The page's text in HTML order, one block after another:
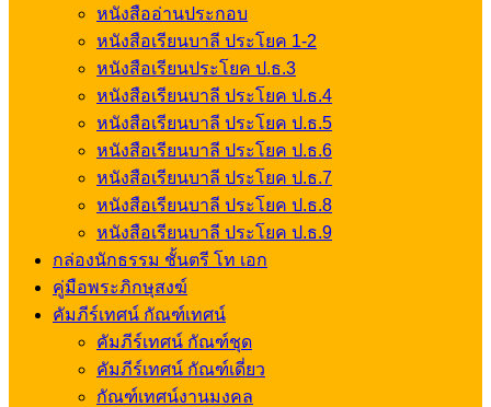
หนังสืออ่านประกอบ
หนังสือเรียนบาลี ประโยค 1-2
หนังสือเรียนประโยค ป.ธ.3
หนังสือเรียนบาลี ประโยค ป.ธ.4
หนังสือเรียนบาลี ประโยค ป.ธ.5
หนังสือเรียนบาลี ประโยค ป.ธ.6
หนังสือเรียนบาลี ประโยค ป.ธ.7
หนังสือเรียนบาลี ประโยค ป.ธ.8
หนังสือเรียนบาลี ประโยค ป.ธ.9
กล่องนักธรรม ชั้นตรี โท เอก
คู่มือพระภิกษุสงฆ์
คัมภีร์เทศน์ กัณฑ์เทศน์
คัมภีร์เทศน์ กัณฑ์ชุด
คัมภีร์เทศน์ กัณฑ์เดี่ยว
กัณฑ์เทศน์งานมงคล